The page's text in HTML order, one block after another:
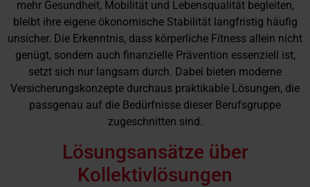
mehr Gesundheit, Mobilität und Lebensqualität begleiten,
bleibt ihre eigene ökonomische Stabilität langfristig häufig
unsicher. Die Erkenntnis, dass körperliche Fitness allein nicht
genügt, sondern auch finanzielle Prävention essenziell ist,
setzt sich nur langsam durch. Dabei bieten moderne
Versicherungskonzepte durchaus praktikable Lösungen, die
passgenau auf die Bedürfnisse dieser Berufsgruppe
zugeschnitten sind.
Lösungsansätze über
Kollektivlösungen